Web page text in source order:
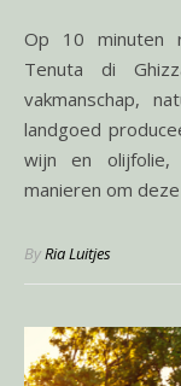
Op 10 minuten rijden van Agriturismo Anna-Rosa ligt
Tenuta di
vakmanschap,
landgoed
wijn en olijfolie,
manieren om
ByRia Luitjes